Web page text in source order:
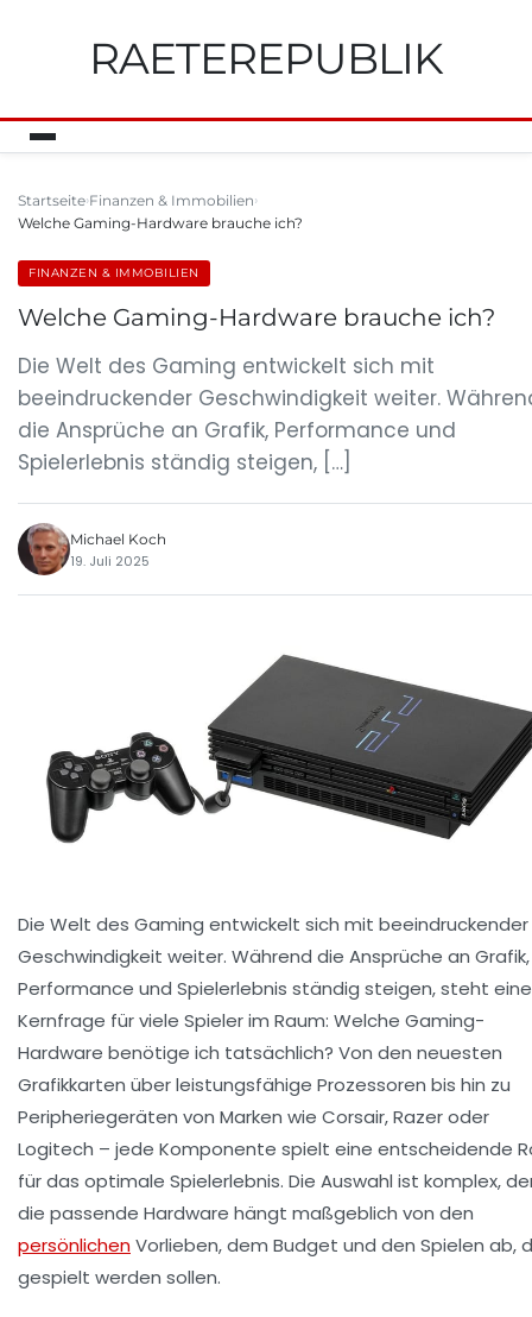
RAETEREPUBLIK
Startseite Finanzen & Immobilien
Welche Gaming-Hardware brauche ich?
FINANZEN & IMMOBILIEN
Welche Gaming-Hardware brauche ich?
Die Welt des Gaming entwickelt sich mit
beeindruckender Geschwindigkeit weiter.
die Ansprüche an Grafik, Performance und
Spielerlebnis ständig steigen, […]
Michael Koch
19. Juli 2025
Die Welt des Gaming entwickelt sich mit beeindruckender
Geschwindigkeit weiter. Während die Ansprüche an Grafik,
Performance und Spielerlebnis ständig steigen, steht eine
Kernfrage für viele Spieler im Raum: Welche Gaming-
Hardware benötige ich tatsächlich? Von den neuesten
Grafikkarten über leistungsfähige Prozessoren bis hin zu
Peripheriegeräten von Marken wie Corsair, Razer oder
Logitech – jede Komponente spielt eine entscheidende
für das optimale Spielerlebnis. Die Auswahl ist komplex,
die passende Hardware hängt maßgeblich von den
persönlichenVorlieben, dem Budget und den Spielen ab,
gespielt werden sollen.